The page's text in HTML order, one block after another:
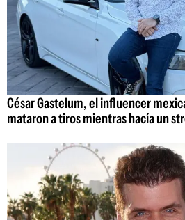
César Gastelum, el influencer
mataron a tiros mientras hacía un